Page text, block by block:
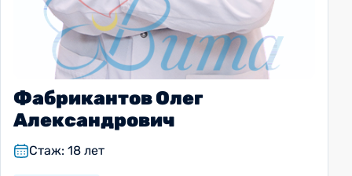
Фабрикантов Олег
Александрович
Стаж: 18 лет